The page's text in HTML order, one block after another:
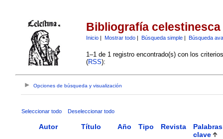
Bibliografía celestinesca
Inicio| Mostrar todo| Búsqueda simple| Búsqueda
1–1 de 1 registro encontrado(s) con los
(RSS):
Opciones de búsqueda y visualización
Seleccionar todo Deseleccionar todo
Autor Título Año Tipo Revista
Palabras
clave